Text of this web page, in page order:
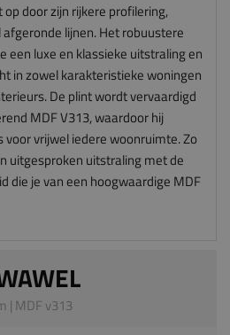
op door zijn rijkere profilering,
lijnen. Het robuustere
een luxe en klassieke uitstraling en
in zowel karakteristieke woningen
De plint wordt vervaardigd
MDF V313, waardoor hij
vrijwel iedere woonruimte. Zo
uitgesproken uitstraling met de
die je van een hoogwaardige MDF
| MDF v313